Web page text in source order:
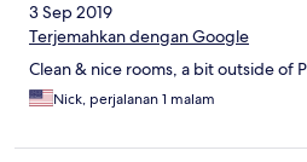
3 Sep 2019
Terjemahkan dengan Google
Clean & nice rooms, a bit outside of
Nick, perjalanan 1 malam